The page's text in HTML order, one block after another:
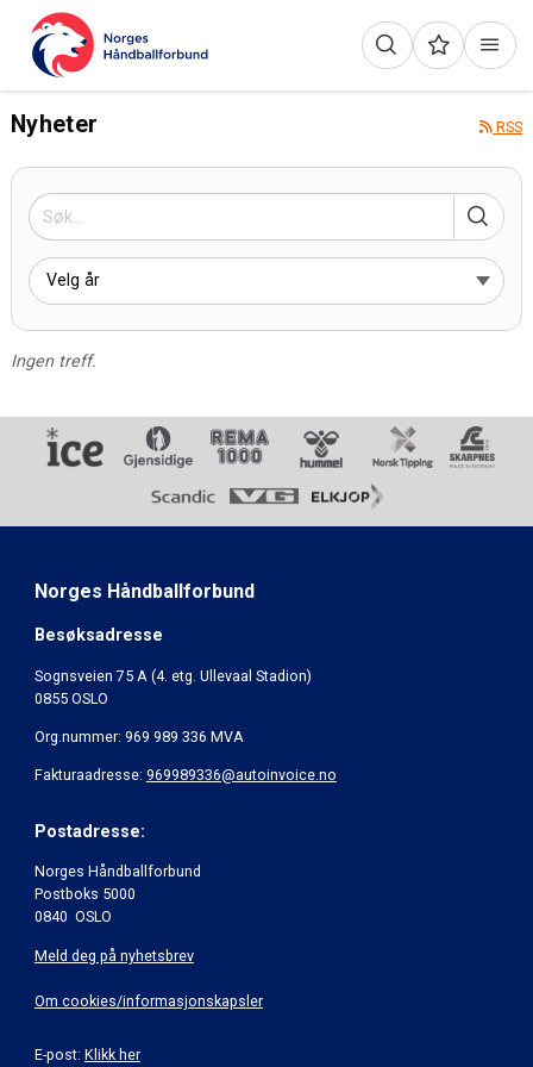
Nyheter RSS
Ingen treff.
Norges Håndballforbund
Besøksadresse
Sognsveien 75 A (4. etg. Ullevaal Stadion)
0855 OSLO
Org.nummer: 969 989 336 MVA
Fakturaadresse: 969989336@autoinvoice.no
Postadresse:
Norges Håndballforbund
Postboks 5000
0840 OSLO
Meld deg på nyhetsbrev
Om cookies/informasjonskapsler
E-post: Klikk her